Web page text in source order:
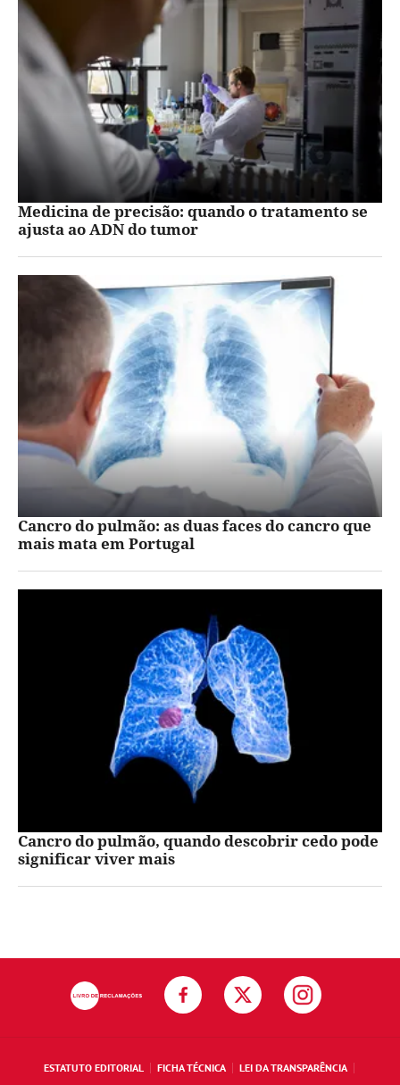
Medicina de precisão: quando o tratamento se
ajusta ao ADN do tumor
Cancro do pulmão: as duas faces do cancro que
mais mata em Portugal
Cancro do pulmão, quando descobrir cedo pode
significar viver mais
ESTATUTO EDITORIAL FICHA TÉCNICA LEI DA TRANSPARÊNCIA